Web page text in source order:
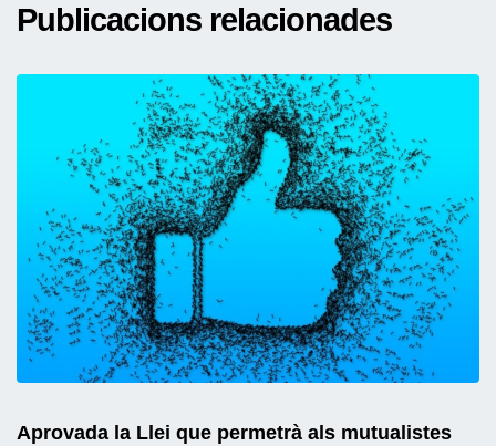
Publicacions relacionades
Aprovada la Llei que permetrà als mutualistes